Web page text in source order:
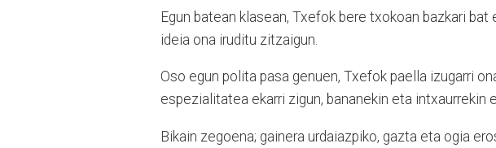
Egun batean klasean, Txefok bere txokoan bazkari
ideia ona iruditu zitzaigun.
Oso egun polita pasa genuen, Txefok paella izugarri
espezialitatea ekarri zigun, bananekin eta intxaurrekin
Bikain zegoena; gainera urdaiazpiko, gazta eta ogia